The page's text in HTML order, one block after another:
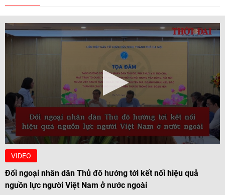
VIDEO
Đối ngoại nhân dân Thủ đô hướng tới kết nối hiệu quả
nguồn lực người Việt Nam ở nước ngoài